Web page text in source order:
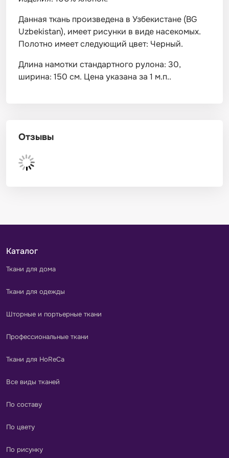
Данная ткань произведена в Узбекистане (BG
Uzbekistan), имеет рисунки в виде насекомых.
Полотно имеет следующий цвет: Черный.
Длина намотки стандартного рулона: 30,
ширина: 150 см. Цена указана за 1 м.п..
Отзывы
Каталог
Ткани для дома
Ткани для одежды
Шторные и портьерные ткани
Профессиональные ткани
Ткани для HoReCa
Все виды тканей
По составу
По цвету
По рисунку